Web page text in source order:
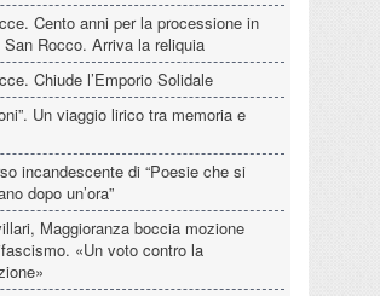
Cento anni per la processione in
San Rocco. Arriva la reliquia
Chiude l’Emporio Solidale
Un viaggio lirico tra memoria e
incandescente di “Poesie che si
dopo un’ora”
Maggioranza boccia mozione
«Un voto contro la